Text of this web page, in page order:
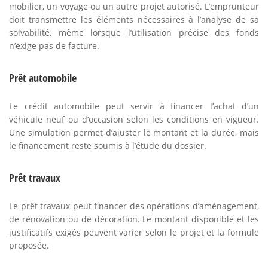
mobilier, un voyage ou un autre projet autorisé. L’emprunteur
doit transmettre les éléments nécessaires à l’analyse de sa
solvabilité, même lorsque l’utilisation précise des fonds
n’exige pas de facture.
Prêt automobile
Le crédit automobile peut servir à financer l’achat d’un
véhicule neuf ou d’occasion selon les conditions en vigueur.
Une simulation permet d’ajuster le montant et la durée, mais
le financement reste soumis à l’étude du dossier.
Prêt travaux
Le prêt travaux peut financer des opérations d’aménagement,
de rénovation ou de décoration. Le montant disponible et les
justificatifs exigés peuvent varier selon le projet et la formule
proposée.